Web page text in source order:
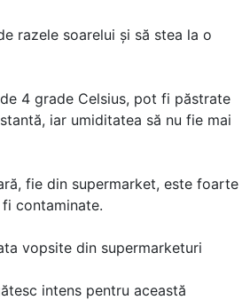
razele soarelui și să stea la o
4 grade Celsius, pot fi păstrate
iar umiditatea să nu fie mai
fie din supermarket, este foarte
contaminate.
vopsite din supermarketuri
intens pentru această